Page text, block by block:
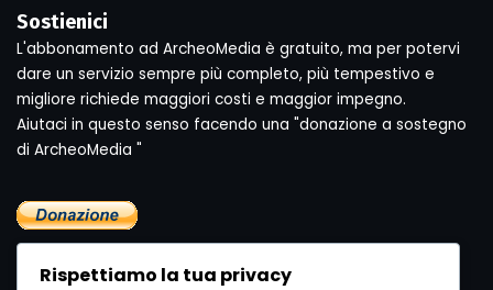
Sostienici
L'abbonamento ad ArcheoMedia è gratuito, ma per potervi
dare un servizio sempre più completo, più tempestivo e
migliore richiede maggiori costi e maggior impegno.
Aiutaci in questo senso facendo una "donazione a sostegno
di ArcheoMedia "
Rispettiamo la tua privacy